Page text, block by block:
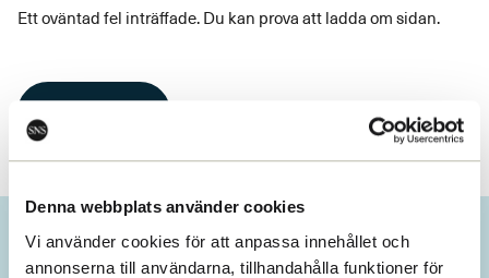
Denna webbplats använder cookies
Vi använder cookies för att anpassa innehållet och
annonserna till användarna, tillhandahålla funktioner för
Ett oväntad fel inträffade. Du kan prova att ladda om sidan.